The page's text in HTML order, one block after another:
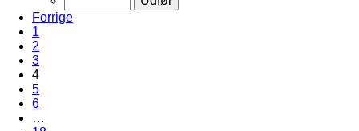
Forrige
1
2
3
4
5
6
…